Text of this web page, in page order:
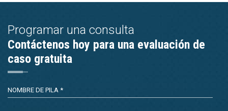
Programar una consulta
Contáctenos hoy para una evaluación de
caso gratuita